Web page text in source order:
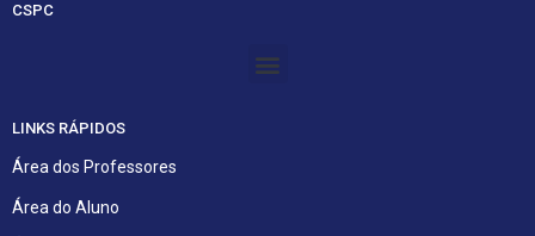
CSPC
Menu
LINKS RÁPIDOS
Área dos Professores
Área do Aluno